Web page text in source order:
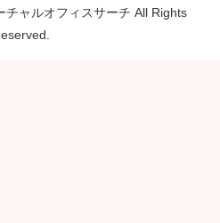
ャルオフィスサーチ All Rights